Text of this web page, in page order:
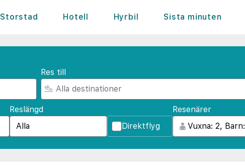
Storstad Hotell Hyrbil Sista minuten
Res till
Reslängd
Direktflyg
Resenärer